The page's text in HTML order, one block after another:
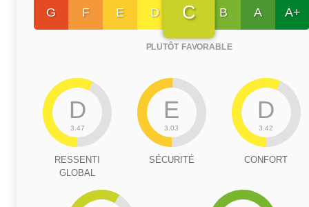
G F E D C
PLUTÔT FAVORABLE
B A A+
D
3.47
RESSENTI
GLOBAL
E
3.03
SÉCURITÉ
D
3.42
CONFORT